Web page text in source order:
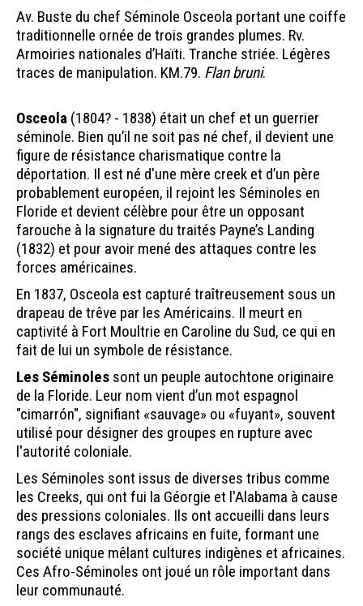
Av. Buste du chef Séminole Osceola portant une coiffe
traditionnelle ornée de trois grandes plumes. Rv.
Armoiries nationales d’Haïti. Tranche striée. Légères
traces de manipulation. KM.79. Flan bruni.
Osceola (1804? - 1838) était un chef et un guerrier
séminole. Bien qu’il ne soit pas né chef, il devient une
figure de résistance charismatique contre la
déportation. Il est né d'une mère creek et d’un père
probablement européen, il rejoint les Séminoles en
Floride et devient célèbre pour être un opposant
farouche à la signature du traités Payne’s Landing
(1832) et pour avoir mené des attaques contre les
forces américaines.
En 1837, Osceola est capturé traîtreusement sous un
drapeau de trêve par les Américains. Il meurt en
captivité à Fort Moultrie en Caroline du Sud, ce qui en
fait de lui un symbole de résistance.
Les Séminoles sont un peuple autochtone originaire
de la Floride. Leur nom vient d’un mot espagnol
"cimarrón", signifiant «sauvage» ou «fuyant», souvent
utilisé pour désigner des groupes en rupture avec
l'autorité coloniale.
Les Séminoles sont issus de diverses tribus comme
les Creeks, qui ont fui la Géorgie et l'Alabama à cause
des pressions coloniales. Ils ont accueilli dans leurs
rangs des esclaves africains en fuite, formant une
société unique mêlant cultures indigènes et africaines.
Ces Afro-Séminoles ont joué un rôle important dans
leur communauté.